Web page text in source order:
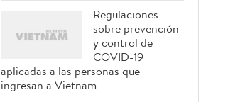
Regulaciones
sobre prevención
y control de
COVID-19
aplicadas a las personas que
ingresan a Vietnam